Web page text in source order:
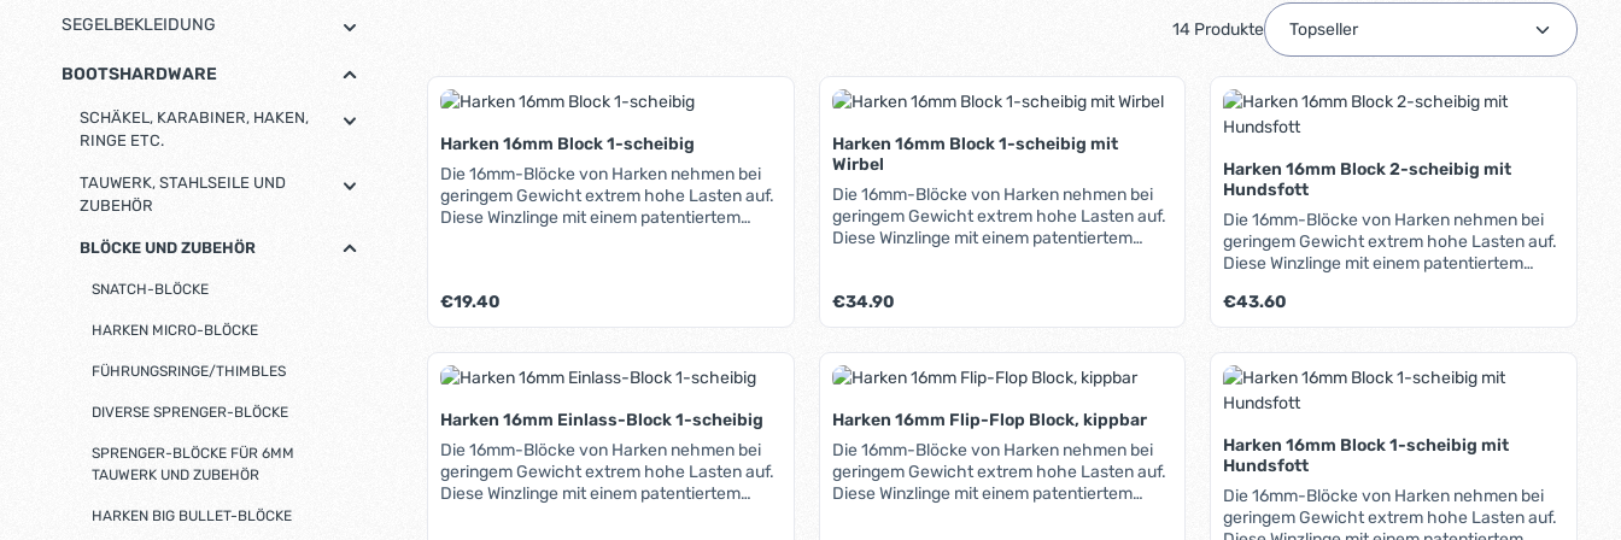
SEGELBEKLEIDUNG
BOOTSHARDWARE
SCHÄKEL, KARABINER, HAKEN,
RINGE ETC.
TAUWERK, STAHLSEILE UND
ZUBEHÖR
BLÖCKE UND ZUBEHÖR
SNATCH-BLÖCKE
HARKEN MICRO-BLÖCKE
FÜHRUNGSRINGE/THIMBLES
DIVERSE SPRENGER-BLÖCKE
SPRENGER-BLÖCKE FÜR 6MM
TAUWERK UND ZUBEHÖR
HARKEN BIG BULLET-BLÖCKE
14 Produkte
Harken 16mm Block 1-scheibig
Die 16mm-Blöcke von Harken nehmen bei
geringem Gewicht extrem hohe Lasten auf.
Diese Winzlinge mit einem patentiertem
Wangen bestehen aus rostfreiem Stahl, die
innere Lauffläche der Rollen ist gehärtet.
Die Harken 16mm-Blöcke eignen sich
besonders für den Einsatz auf sportiven
Jollen und Catamaranen.
Regulärer Preis:
€19.40
Produkt Anzahl: Gib den gewünschten Wert ein oder benutze die Schaltflächen um die
Harken 16mm Block 1-scheibig mit
Wirbel
Die 16mm-Blöcke von Harken nehmen bei
geringem Gewicht extrem hohe Lasten auf.
Diese Winzlinge mit einem patentiertem
bei Blöcken diese Größe. Die hochfesten
Wangen bestehen aus rostfreiem Stahl, die
Die Harken 16mm-Blöcke eignen sich
besonders für den Einsatz auf sportiven
Jollen und Catamaranen.
Regulärer Preis:
€34.90
Produkt Anzahl: Gib den gewünschten Wert ein oder
Harken 16mm Block 2-scheibig mit
Hundsfott
Die 16mm-Blöcke von Harken nehmen bei
geringem Gewicht extrem hohe Lasten auf.
Diese Winzlinge mit einem patentiertem
204kg sichere Arbeitslast (SAL), die
höchste bei Blöcken diese Größe. Die
hochfesten Wangen bestehen aus
rostfreiem Stahl, die innere Lauffläche der
Rollen ist gehärtet. Die Harken 16mm-
Blöcke eignen sich besonders für den
Einsatz auf sportiven Jollen und
Catamaranen.
Regulärer Preis:
€43.60
Produkt Anzahl: Gib den
Harken 16mm Einlass-Block 1-scheibig
Die 16mm-Blöcke von Harken nehmen bei
geringem Gewicht extrem hohe Lasten auf.
Diese Winzlinge mit einem patentiertem
Harken 16mm Flip-Flop Block, kippbar
Die 16mm-Blöcke von Harken nehmen bei
geringem Gewicht extrem hohe Lasten auf.
Diese Winzlinge mit einem patentiertem
Harken 16mm Block 1-scheibig mit
Hundsfott
Die 16mm-Blöcke von Harken nehmen bei
geringem Gewicht extrem hohe Lasten auf.